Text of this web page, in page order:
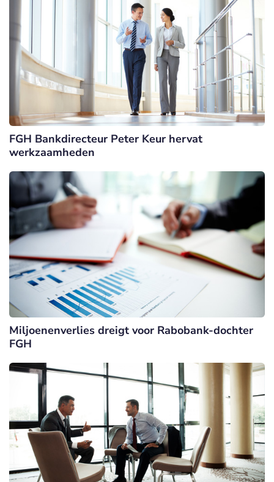
FGH Bankdirecteur Peter Keur hervat
werkzaamheden
Miljoenenverlies dreigt voor Rabobank-dochter
FGH